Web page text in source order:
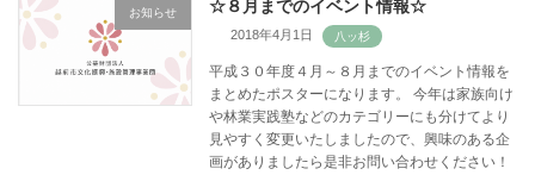
お知らせ ☆８月までのイベント情報☆
2018年4月1日
平成３０年度４月～８月までのイベント情報を
まとめたポスターになります。 今年は家族向け
や林業実践塾などのカテゴリーにも分けてより
見やすく変更いたしましたので、興味のある企
画がありましたら是非お問い合わせください！